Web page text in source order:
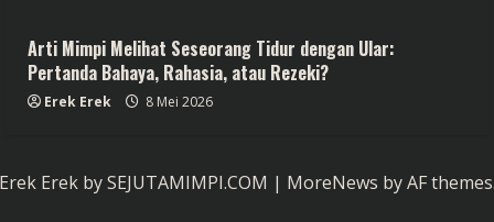
Arti Mimpi Melihat Seseorang Tidur dengan Ular:
Pertanda Bahaya, Rahasia, atau Rezeki?
Erek Erek 8 Mei 2026
Erek by SEJUTAMIMPI.COM | MoreNews by AF